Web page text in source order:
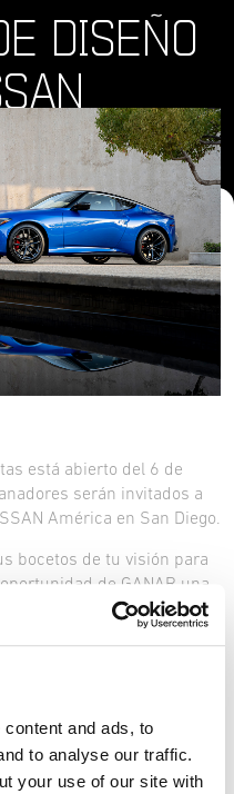
and ads, to
to analyse our traffic.
your use of our site with
DISEÑO
2024
está abierto del 6 de
serán invitados a
América en San Diego.
bocetos de tu visión para
de GANAR una
más sobre el diseño
SECRET en Nissan
Y REQUISITOS